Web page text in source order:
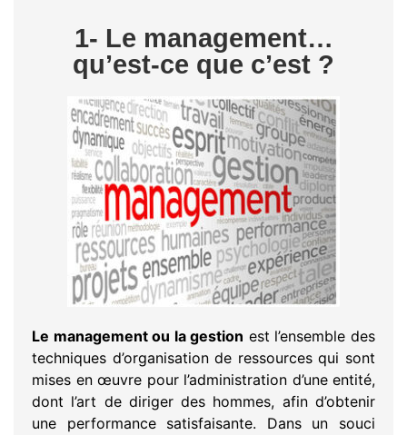
1- Le management…
qu’est-ce que c’est ?
Le management ou la gestion est l’ensemble des
techniques d’organisation de ressources qui sont
mises en œuvre pour l’administration d’une entité,
dont l’art de diriger des hommes, afin d’obtenir
une performance satisfaisante. Dans un souci